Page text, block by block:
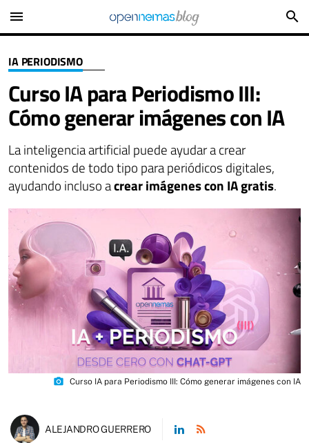
menu search
IA PERIODISMO
Curso IA para Periodismo III:
Cómo generar imágenes con IA
La inteligencia artificial puede ayudar a crear
contenidos de todo tipo para periódicos digitales,
ayudando incluso acrear imágenes con IA gratis.
photo_camera Curso IA para Periodismo III: Cómo generar imágenes con IA
ALEJANDRO GUERRERO